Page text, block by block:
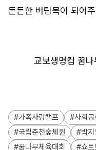
든든한 버팀목이 되어
교보생명컵 꿈
가족사랑캠프 사회공
국립춘천숲체원
박지
꿈나무체육대회
쇼트